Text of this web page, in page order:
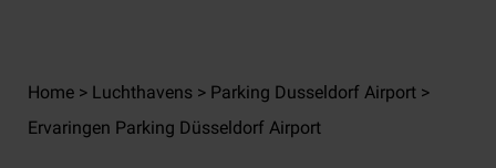
Home Luchthavens
Parking Dusseldorf Airport
Ervaringen Parking Düsseldorf Airport